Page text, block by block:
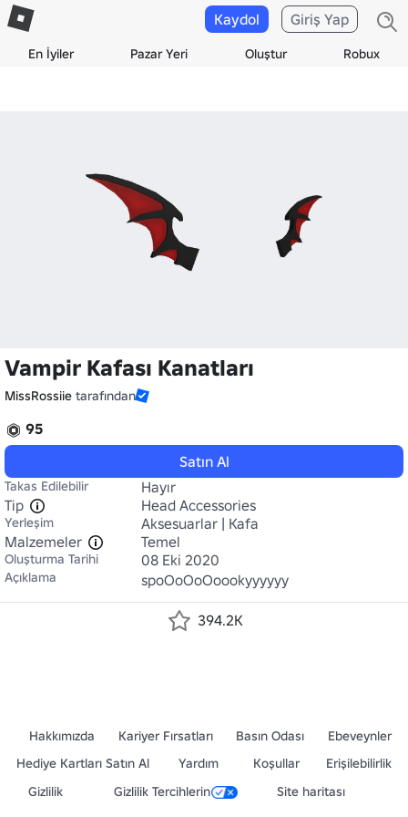
En İyiler Pazar Yeri Oluştur Robux
Kaydol Giriş Yap
Vampir Kafası Kanatları
MissRossiie tarafından
95
Satın Al
Takas Edilebilir
Hayır
Tip
Head Accessories
Yerleşim
Aksesuarlar | Kafa
Malzemeler
Temel
Oluşturma Tarihi 08 Eki 2020
Açıklama spoOoOoOoookyyyyyy
394.2K
Hakkımızda Kariyer Fırsatları Basın Odası
Ebeveynler
Hediye Kartları Satın Al
Yardım Koşullar
Erişilebilirlik
Gizlilik
Gizlilik Tercihlerin Site haritası